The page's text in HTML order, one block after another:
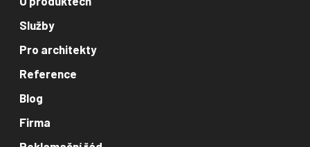
Služby
Pro architekty
Reference
Blog
Firma